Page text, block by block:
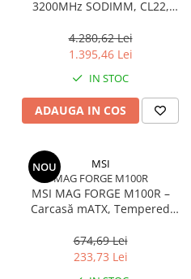
3200MHz SODIMM, CL22,
KVR32S22D8/32
4.280,62 Lei
1.395,46 Lei
IN STOC
ADAUGA IN COS
NOU
MSI
MAG FORGE M100R
MSI MAG FORGE M100R –
Carcasă mATX, Tempered
optimizat
674,69 Lei
233,73 Lei